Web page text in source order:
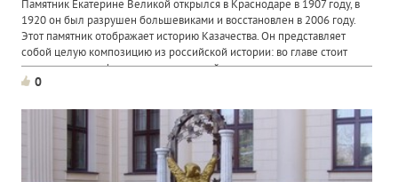
Памятник Екатерине Великой открылся в Краснодаре в 1907 году, в
1920 он был разрушен большевиками и восстановлен в 2006 году.
Этот памятник отображает историю Казачества. Он представляет
собой целую композицию из российской истории: во главе стоит
великая царица, фигура и лицо которой исполнены в...
0